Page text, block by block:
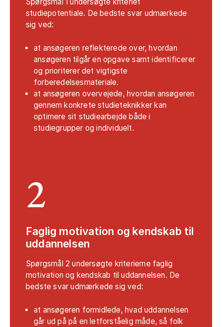
Spørgsmål 1 undersøgte kriteriet
studiepotentiale. De bedste svar udmærkede
sig ved:
at ansøgeren reflekterede over, hvordan
ansøgeren tilgår en opgave samt identificerer
og prioriterer det vigtigste
forberedelsesmateriale.
at ansøgeren overvejede, hvordan ansøgeren
gennem konkrete studieteknikker kan
optimere sit studiearbejde både i
studiegrupper og individuelt.
2
Faglig motivation og kendskab til
uddannelsen
Spørgsmål 2 undersøgte kriterierne faglig
motivation og kendskab til uddannelsen. De
bedste svar udmærkede sig ved:
at ansøgeren formidlede, hvad uddannelsen
går ud på på en letforståelig måde, så folk